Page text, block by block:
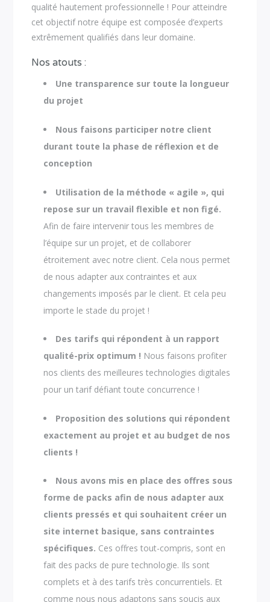
qualité hautement professionnelle ! Pour atteindre
cet objectif notre équipe est composée d’experts
extrêmement qualifiés dans leur domaine.
Nos atouts :
Une transparence sur toute la longueur
du projet
Nous faisons participer notre client
durant toute la phase de réflexion et de
conception
Utilisation de la méthode « agile », qui
repose sur un travail flexible et non figé.
Afin de faire intervenir tous les membres de
l’équipe sur un projet, et de collaborer
étroitement avec notre client. Cela nous permet
de nous adapter aux contraintes et aux
changements imposés par le client. Et cela peu
importe le stade du projet !
Des tarifs qui répondent à un rapport
qualité-prix optimum ! Nous faisons profiter
nos clients des meilleures technologies digitales
pour un tarif défiant toute concurrence !
Proposition des solutions qui répondent
exactement au projet et au budget de nos
clients !
Nous avons mis en place des offres sous
forme de packs afin de nous adapter aux
clients pressés et qui souhaitent créer un
site internet basique, sans contraintes
spécifiques. Ces offres tout-compris, sont en
fait des packs de pure technologie. Ils sont
complets et à des tarifs très concurrentiels. Et
comme nous nous adaptons sans soucis aux